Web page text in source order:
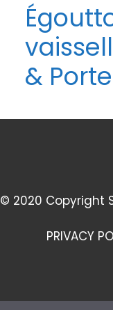
&
© 2020 Copyright
PRIVACY